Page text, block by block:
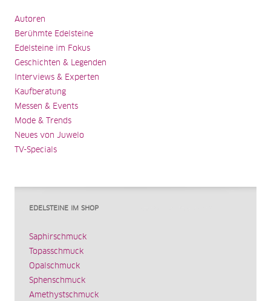
Autoren
Berühmte Edelsteine
Edelsteine im Fokus
Geschichten & Legenden
Interviews & Experten
Kaufberatung
Messen & Events
Mode & Trends
Neues von Juwelo
TV-Specials
EDELSTEINE IM SHOP
Saphirschmuck
Topasschmuck
Opalschmuck
Sphenschmuck
Amethystschmuck